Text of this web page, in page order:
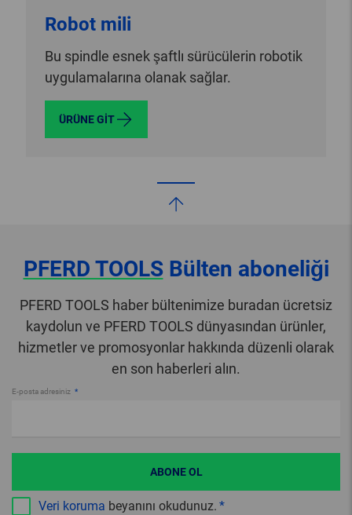
Robot mili
Bu spindle esnek şaftlı sürücülerin robotik
uygulamalarına olanak sağlar.
ÜRÜNE GIT
PFERD TOOLSBülten aboneliği
PFERD TOOLS haber bültenimize buradan ücretsiz
kaydolun ve PFERD TOOLS dünyasından ürünler,
hizmetler ve promosyonlar hakkında düzenli olarak
en son haberleri alın.
E-posta adresiniz
Veri koruma beyanını okudunuz.
ABONE OL